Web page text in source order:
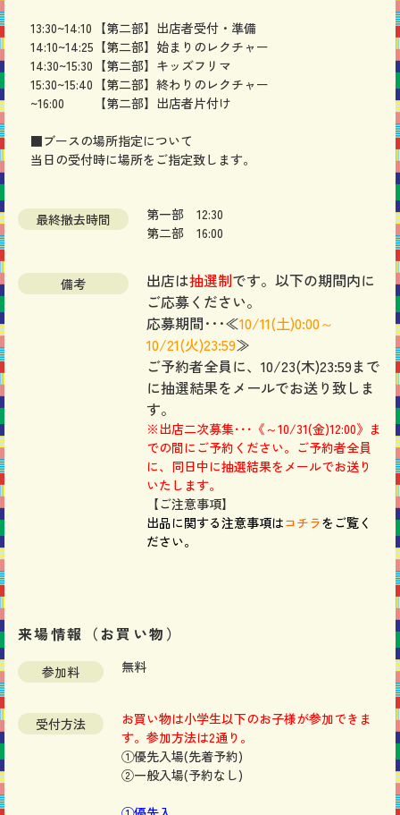
13:30~14:10 【第二部】出店者受付・準備
14:10~14:25 【第二部】始まりのレクチャー
14:30~15:30 【第二部】キッズフリマ
15:30~15:40 【第二部】終わりのレクチャー
~16:00
【第二部】出店者片付け
■ブースの場所指定について
当日の受付時に場所をご指定致します。
最終撤去時間
第一部 12:30
第二部 16:00
備考 出店は抽選制です。以下の期間内に
ご応募ください。
応募期間･･･≪10/11(土)0:00～
10/21(火)23:59≫
ご予約者全員に、10/23(木)23:59まで
に抽選結果をメールでお送り致しま
す。
※出店二次募集･･･《～10/31(金)12:00》ま
での間にご予約ください。ご予約者全員
に、同日中に抽選結果をメールでお送り
いたします。
【ご注意事項】
出品に関する注意事項はコチラをご覧く
ださい。
来場情報（お買い物）
参加料 無料
受付方法
お買い物は小学生以下のお子様が参加できま
す。 参加方法は2通り 。
①優先入場(先着予約)
②一般入場(予約なし)